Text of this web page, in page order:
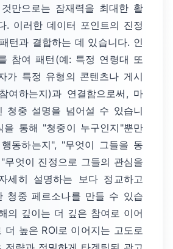
만으로는 잠재력을 최대한 활
. 이러한 데이터 포인트의 진정
턴과 결합하는 데 있습니다. 인
참여 패턴(예: 특정 연령대 또
가 특정 유형의 콘텐츠나 게시
여하는지)과 연결함으로써, 마
청중 설명을 넘어설 수 있습니
을 통해 "청중이 누구인지"뿐만
동하는지", "무엇이 그들을 동
무엇이 진정으로 그들의 관심을
세히 설명하는 보다 정교하고
청중 페르소나를 만들 수 있습
의 깊이는 더 깊은 참여로 이어
더 높은 ROI로 이어지는 고도로